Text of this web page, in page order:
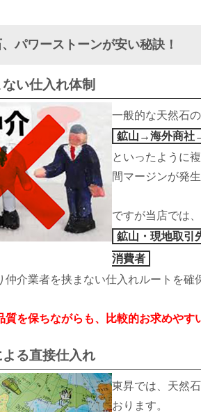
パワーストーンが安い秘訣！
い仕入れ体制
一般的な天然石
鉱山→海外商社
といったように
間マージンが発
ですが当店では、
鉱山・現地取
消費者
仲介業者を挟まない仕入れルートを
質を保ちながらも、比較的お求めやす
る直接仕入れ
東昇では、天然
おります。